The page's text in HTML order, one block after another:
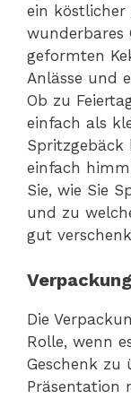
ein köstlicher
wunderbares
geformten
Anlässe und
Ob zu
einfach als
einfach
Sie, wie Sie
und zu
gut
Die
Rolle, wenn
Geschenk zu
Präsentation